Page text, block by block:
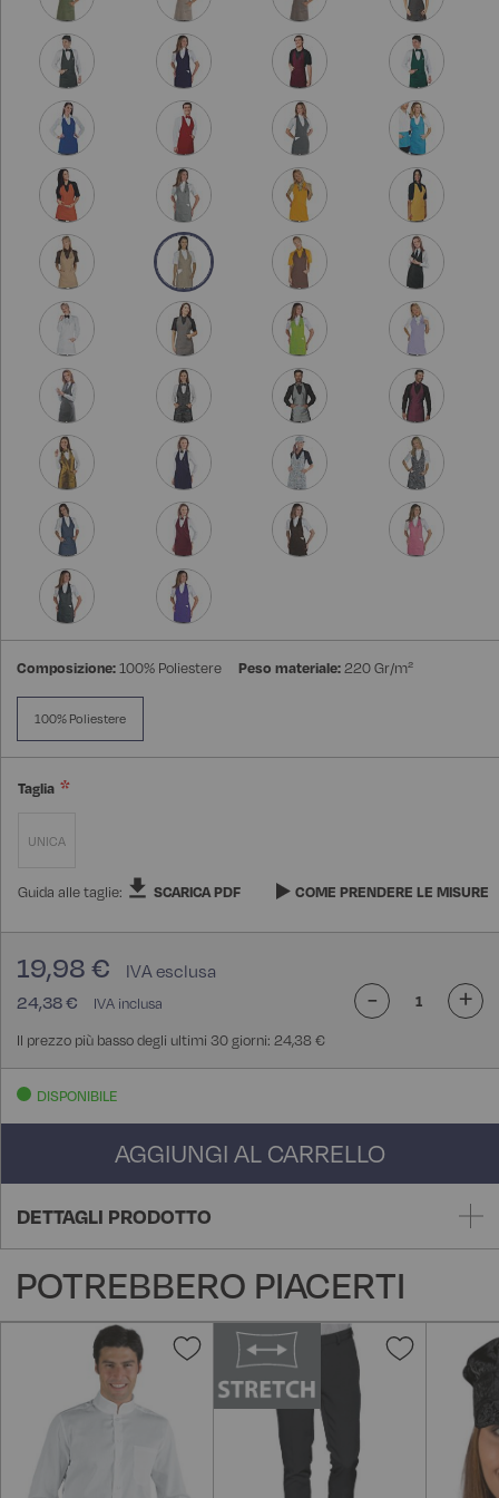
Composizione:100% Poliestere Peso materiale:220 Gr/m²
100% Poliestere
Taglia
UNICA
Guida alle taglie: SCARICA PDF COME PRENDERE LE MISURE
24,38 €
19,98 €
Il prezzo più basso degli ultimi 30 giorni: 24,38 €
- +
DISPONIBILE
AGGIUNGI AL CARRELLO
DETTAGLI PRODOTTO
POTREBBERO PIACERTI
Aggiungi
alla
lista
Aggiungi
desideri